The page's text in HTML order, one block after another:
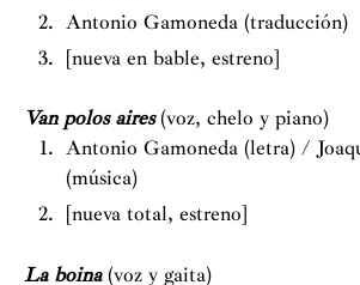
Antonio Gamoneda (traducción)
[nueva en bable, estreno]
Van polos aires(voz, chelo y piano)
Antonio Gamoneda (letra) /
(música)
[nueva total, estreno]
La boina (voz y gaita)